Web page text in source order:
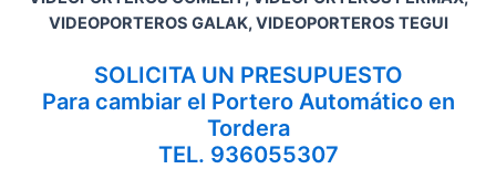
VIDEOPORTEROS GALAK, VIDEOPORTEROS TEGUI
SOLICITA UN PRESUPUESTO
Para cambiar el Portero Automático en
Tordera
TEL. 936055307